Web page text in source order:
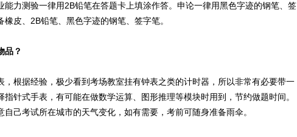
力测验一律用2B铅笔在答题卡上填涂作答。申论一律用黑色字迹的钢笔、签
皮、2B铅笔、黑色字迹的钢笔、签字笔。
品？
根据经验，极少看到考场教室挂有钟表之类的计时器，所以非常有必要带一
指针式手表，有可能在做数学运算、图形推理等模块时用到，节约做题时间。
己考试所在城市的天气变化，如有需要，考前可随身准备雨伞。